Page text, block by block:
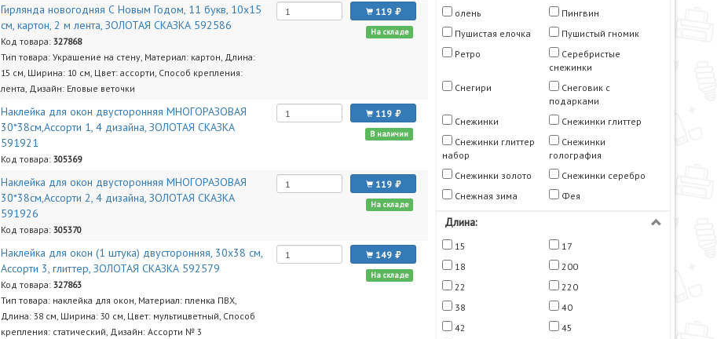
олень
Пингвин
Пушистая елочка
Пушистый гномик
Ретро
Серебристые
снежинки
Снегири
Снеговик с
подарками
Снежинки
Снежинки глиттер
Снежинки глиттер
набор
Снежинки
голография
Снежинки золото
Снежинки серебро
Снежная зима
Фея
Длина:
15
17
18
200
22
220
38
40
42
45
Гирлянда новогодняя С Новым Годом, 11 букв, 10х15
см, картон, 2 м лента, ЗОЛОТАЯ СКАЗКА 592586
Код товара:327868
Тип товара: Украшение на стену, Материал: картон, Длина:
15 см, Ширина: 10 см, Цвет: ассорти, Способ крепления:
лента, Дизайн: Еловые веточки
119
На складе
Наклейка для окон двусторонняя МНОГОРАЗОВАЯ
30*38см,Ассорти 1, 4 дизайна, ЗОЛОТАЯ СКАЗКА
591921
Код товара:305369
119
В наличии
Наклейка для окон двусторонняя МНОГОРАЗОВАЯ
30*38см,Ассорти 2, 4 дизайна, ЗОЛОТАЯ СКАЗКА
591926
Код товара:305370
119
На складе
Наклейка для окон (1 штука) двусторонняя, 30х38 см,
Ассорти 3, глиттер, ЗОЛОТАЯ СКАЗКА 592579
Код товара:327863
Тип товара: наклейка для окон, Материал: пленка ПВХ,
Длина: 38 см, Ширина: 30 см, Цвет: мультицветный, Способ
крепления: статический, Дизайн: Ассорти № 3
149
На складе